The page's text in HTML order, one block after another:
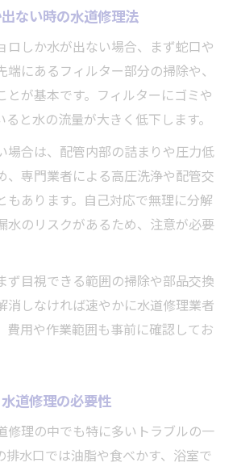
ない時の水道修理法
ロしか水が出ない場合、まず蛇口や
端にあるフィルター部分の掃除や、
とが基本です。フィルターにゴミや
ると水の流量が大きく低下します。
場合は、配管内部の詰まりや圧力低
、専門業者による高圧洗浄や配管交
もあります。自己対応で無理に分解
水のリスクがあるため、注意が必要
ず目視できる範囲の掃除や部品交換
消しなければ速やかに水道修理業者
費用や作業範囲も事前に確認してお
道修理の必要性
修理の中でも特に多いトラブルの一
排水口では油脂や食べかす、浴室で